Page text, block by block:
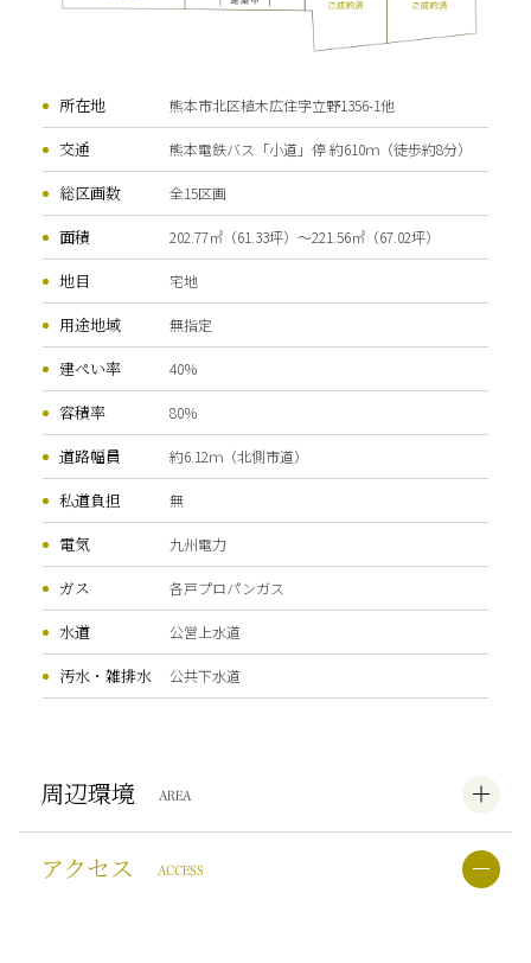
所在地 熊本市北区植木広住字立野1356-1他
交通 熊本電鉄バス「小道」停 約610ｍ（徒歩約8分）
総区画数 全15区画
面積 202.77㎡（61.33坪）～221.56㎡（67.02坪）
地目 宅地
用途地域 無指定
建ぺい率 40％
容積率 80％
道路幅員 約6.12ｍ（北側市道）
私道負担 無
電気 九州電力
ガス 各戸プロパンガス
水道 公営上水道
汚水・雑排水 公共下水道
周辺環境 AREA
アクセス ACCESS